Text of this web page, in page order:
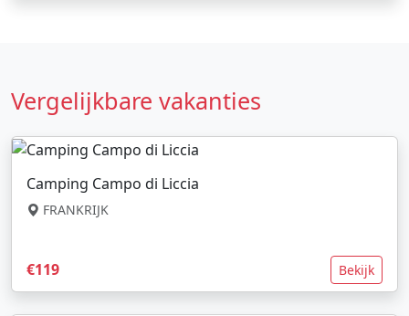
Vergelijkbare vakanties
Camping Campo di Liccia
FRANKRIJK
€119 Bekijk